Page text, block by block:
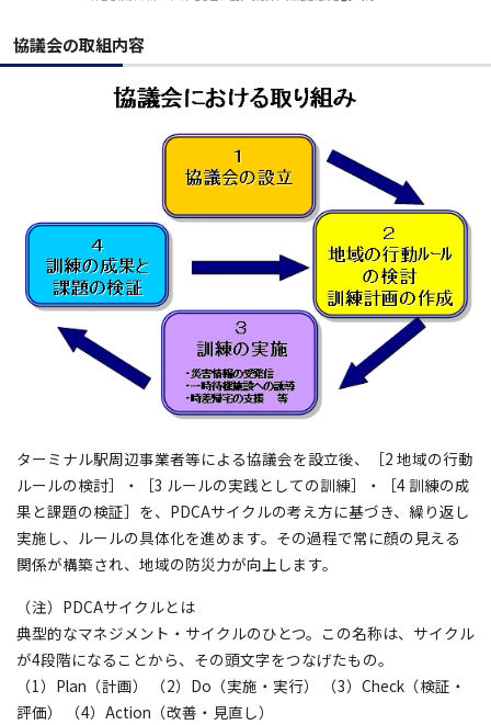
協議会の取組内容
ターミナル駅周辺事業者等による協議会を設立後、［2 地域の行動
ルールの検討］・［3 ルールの実践としての訓練］・［4 訓練の成
果と課題の検証］を、PDCAサイクルの考え方に基づき、繰り返し
実施し、ルールの具体化を進めます。その過程で常に顔の見える
関係が構築され、地域の防災力が向上します。
（注）PDCAサイクルとは
典型的なマネジメント・サイクルのひとつ。この名称は、サイクル
が4段階になることから、その頭文字をつなげたもの。
（1）Plan（計画） （2）Do（実施・実行） （3）Check（検証・
評価） （4）Action（改善・見直し）